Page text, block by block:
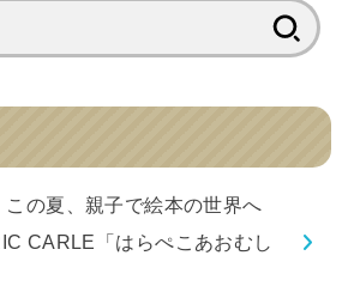
索:
この夏、親子で絵本の世界へ
CARLE「はらぺこあおむし